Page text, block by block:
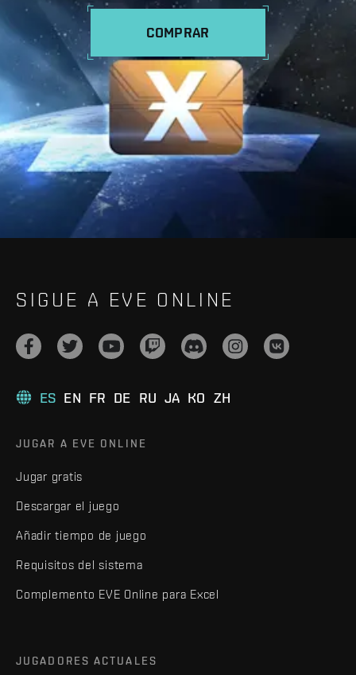
COMPRAR
SIGUE A EVE ONLINE
ES EN FR DE RU JA KO ZH
JUGAR A EVE ONLINE
Jugar gratis
Descargar el juego
Añadir tiempo de juego
Requisitos del sistema
Complemento EVE Online para Excel
JUGADORES ACTUALES